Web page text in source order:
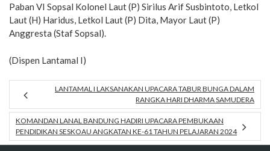
Paban VI Sopsal Kolonel Laut (P) Sirilus Arif Susbintoto, Letkol
Laut (H) Haridus, Letkol Laut (P) Dita, Mayor Laut (P)
Anggresta (Staf Sopsal).
(Dispen Lantamal I)
LANTAMAL I LAKSANAKAN UPACARA TABUR BUNGA DALAM
RANGKA HARI DHARMA SAMUDERA
KOMANDAN LANAL BANDUNG HADIRI UPACARA PEMBUKAAN
PENDIDIKAN SESKOAU ANGKATAN KE-61 TAHUN PELAJARAN 2024